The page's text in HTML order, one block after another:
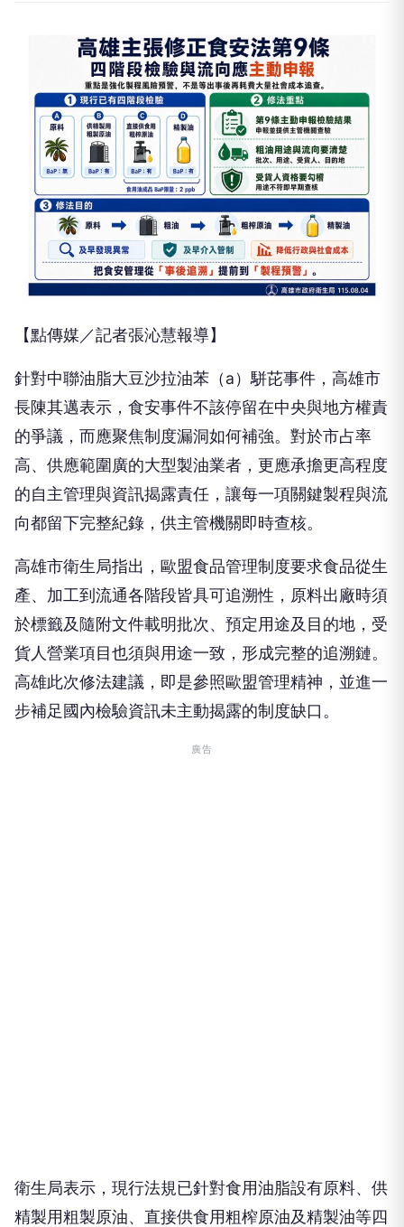
【點傳媒／記者張沁慧報導】
針對中聯油脂大豆沙拉油苯（a）駢芘事件，高雄市
長陳其邁表示，食安事件不該停留在中央與地方權責
的爭議，而應聚焦制度漏洞如何補強。對於市占率
高、供應範圍廣的大型製油業者，更應承擔更高程度
的自主管理與資訊揭露責任，讓每一項關鍵製程與流
向都留下完整紀錄，供主管機關即時查核。
高雄市衛生局指出，歐盟食品管理制度要求食品從生
產、加工到流通各階段皆具可追溯性，原料出廠時須
於標籤及隨附文件載明批次、預定用途及目的地，受
貨人營業項目也須與用途一致，形成完整的追溯鏈。
高雄此次修法建議，即是參照歐盟管理精神，並進一
步補足國內檢驗資訊未主動揭露的制度缺口。
廣告
衛生局表示，現行法規已針對食用油脂設有原料、供
精製用粗製原油、直接供食用粗榨原油及精製油等四